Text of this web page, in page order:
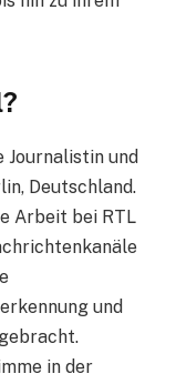
Journalistin und
Deutschland.
Arbeit bei RTL
und
in der